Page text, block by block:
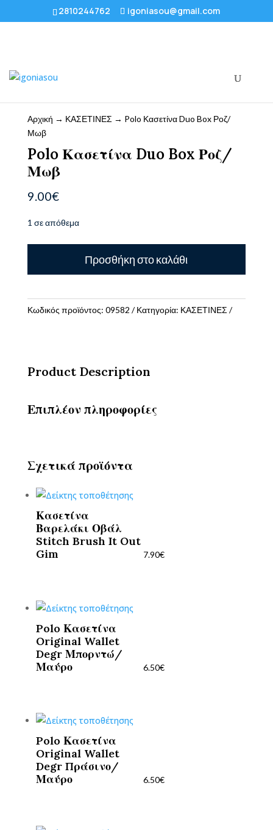
2810244762 igoniasou@gmail.com
Αρχική → ΚΑΣΕΤΙΝΕΣ → Polo Κασετίνα Duo Box Ροζ/
Μωβ
Polo Κασετίνα Duo Box Ροζ/
Μωβ
9.00€
1 σε απόθεμα
Duo
Ροζ/
Προσθήκη στο καλάθι
Κωδικός προϊόντος: 09582 Κατηγορία: ΚΑΣΕΤΙΝΕΣ
Product Description
Επιπλέον πληροφορίες
Σχετικά προϊόντα
Κασετίνα
Βαρελάκι Οβάλ
Stitch Brush It Out
Gim
7.90€
Polo Κασετίνα
Original Wallet
Degr Μπορντώ/
Μαύρο
6.50€
Polo Κασετίνα
Original Wallet
Degr Πράσινο/
Μαύρο
6.50€